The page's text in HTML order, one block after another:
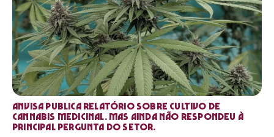
Anvisa publica relatório sobre cultivo de
Cannabis medicinal. Mas ainda não respondeu à
principal pergunta do setor.